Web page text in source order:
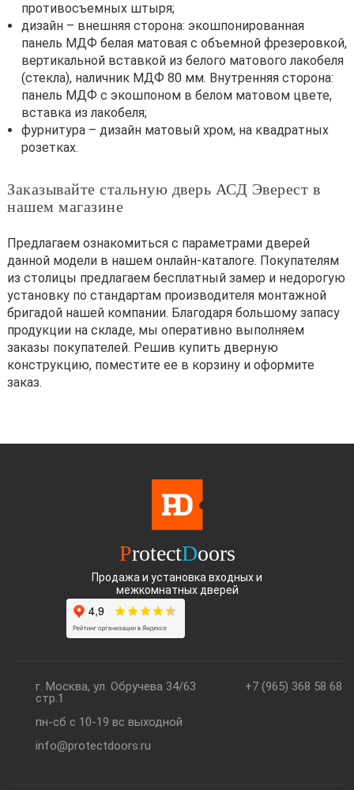
противосъемных штыря;
дизайн – внешняя сторона: экошпонированная
панель МДФ белая матовая с объемной фрезеровкой,
вертикальной вставкой из белого матового лакобеля
(стекла), наличник МДФ 80 мм. Внутренняя сторона:
панель МДФ с экошпоном в белом матовом цвете,
вставка из лакобеля;
фурнитура – дизайн матовый хром, на квадратных
розетках.
Заказывайте стальную дверь АСД Эверест в
нашем магазине
Предлагаем ознакомиться с параметрами дверей
данной модели в нашем онлайн-каталоге. Покупателям
из столицы предлагаем бесплатный замер и недорогую
установку по стандартам производителя монтажной
бригадой нашей компании. Благодаря большому запасу
продукции на складе, мы оперативно выполняем
заказы покупателей. Решив купить дверную
конструкцию, поместите ее в корзину и оформите
заказ.
ProtectDoors
Продажа и установка входных и
межкомнатных дверей
+7 (965) 368 58 68
г. Москва, ул. Обручева 34/63
стр.1
пн-сб с 10-19 вс выходной
info@protectdoors.ru